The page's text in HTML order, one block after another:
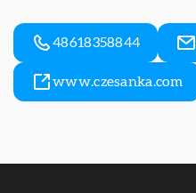
48618358844
www.czesanka.com